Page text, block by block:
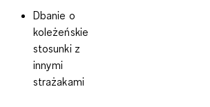
Dbanie o
koleżeńskie
stosunki z
innymi
strażakami